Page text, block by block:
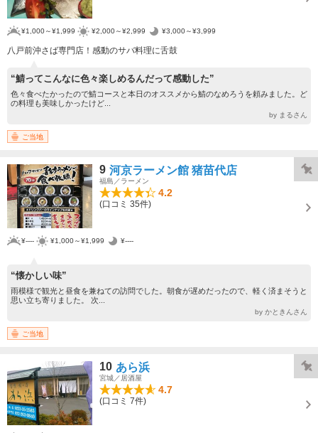
¥1,000～¥1,999 ¥2,000～¥2,999 ¥3,000～¥3,999
八戸前沖さば専門店！感動のサバ料理に舌鼓
“鯖ってこんなに色々楽しめるんだって感動した”
色々食べたかったので鯖コースと本日のオススメから鯖のなめろうを頼みました。ど
の料理も美味しかったけど...
by まるさん
ご当地
9 河京ラーメン館 猪苗代店
福島／ラーメン
4.2
(口コミ 35件)
¥---- ¥1,000～¥1,999 ¥----
“懐かしい味”
雨模様で観光と昼食を兼ねての訪問でした。朝食が遅めだったので、軽く済まそうと
思い立ち寄りました。 次...
by かときんさん
ご当地
10 あら浜
宮城／居酒屋
4.7
(口コミ 7件)